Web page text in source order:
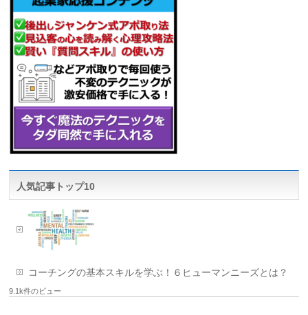
人気記事トップ10
コーチングの基本スキルを学ぶ！６ヒューマンニーズとは？
9.1k件のビュー